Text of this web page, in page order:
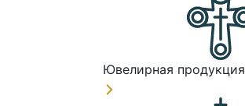
Ювелирная продукция